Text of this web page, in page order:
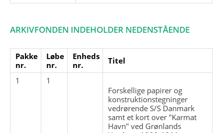
ARKIVFONDEN INDEHOLDER NEDENSTÅENDE
Pakke
nr.
Løbe
nr.
Enheds
nr.
Titel
1
1
Forskellige papirer og
konstruktionstegninger
vedrørende S/S Danmark
samt et kort over "Karmat
Havn" ved Grønlands